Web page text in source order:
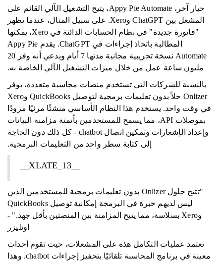
خيار آخر، Appy Pie Automate، يتيح التشغيل الآلي القائم على
المشغل بين ChatGPT وXero. على سبيل المثال، عندما تظهر
"فاتورة جديدة" في نظام الحسابات الدائنة في Xero، يمكنها
المطالبة باتخاذ إجراءات في ChatGPT. يقدم Appy Pie
Automate نسخة تجريبية مجانية مدتها 7 أيام ويدعي أنه وفر 20
مليون ساعة عمل من خلال ميزات التشغيل الآلي الخاصة به.
بالنسبة للشركات التي تستخدم منصات محاسبة متعددة، يوفر
Onlizer حلاً بدون تعليمات برمجية لتوصيل QuickBooks وXero
في وقت واحد. يستخدم هذا النظام الأساسي منشئًا مرئيًا مزودًا
بموصلات API، مما يسمح للمستخدمين بأتمتة مزامنة البيانات
وإعداد الإشعارات وتمكين اتصال chatbot - كل ذلك دون الحاجة
إلى كتابة سطر واحد من التعليمات البرمجية.
__XLATE_13__
"تتيح حلول Onlizer بدون تعليمات برمجية للمستخدمين الذين
ليس لديهم خبرة في البرمجة إمكانية توصيل QuickBooks
وXero بسلاسة، مما يتيح المزامنة بين المنصتين بأقل جهد." -
اونليزر
تعتمد عمليات التكامل هذه على المشغلات، حيث تقوم أحداث
معينة في برنامج المحاسبة تلقائيًا بتحفيز إجراءات chatbot. وهذا